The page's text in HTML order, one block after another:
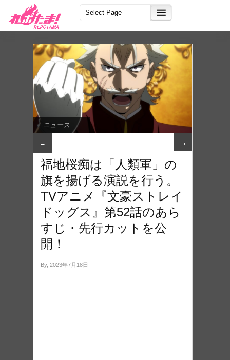
ニュース
← →
福地桜痴は「人類軍」の
旗を揚げる演説を行う。
TVアニメ『文豪ストレイ
ドッグス』第52話のあら
すじ・先行カットを公
開！
By, 2023年7月18日